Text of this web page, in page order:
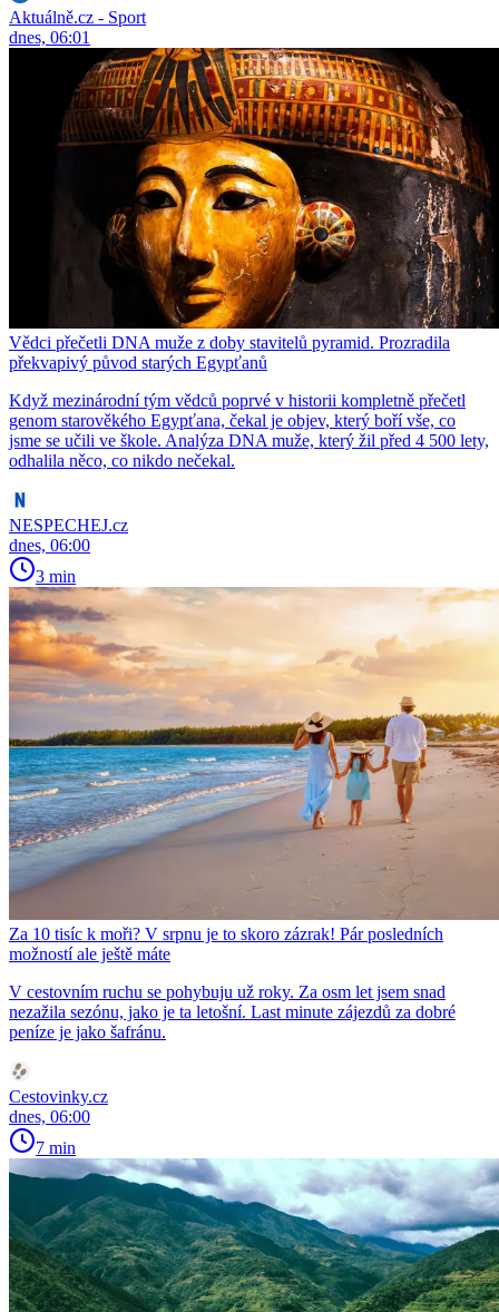
Aktuálně.cz - Sport
dnes, 06:01
Vědci přečetli DNA muže z doby stavitelů pyramid. Prozradila
překvapivý původ starých Egypťanů
Když mezinárodní tým vědců poprvé v historii kompletně přečetl
genom starověkého Egypťana, čekal je objev, který boří vše, co
jsme se učili ve škole. Analýza DNA muže, který žil před 4 500 lety,
odhalila něco, co nikdo nečekal.
NESPECHEJ.cz
dnes, 06:00
3 min
Za 10 tisíc k moři? V srpnu je to skoro zázrak! Pár posledních
možností ale ještě máte
V cestovním ruchu se pohybuju už roky. Za osm let jsem snad
nezažila sezónu, jako je ta letošní. Last minute zájezdů za dobré
peníze je jako šafránu.
Cestovinky.cz
dnes, 06:00
7 min